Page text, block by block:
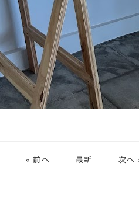
« 前へ 最新 次へ